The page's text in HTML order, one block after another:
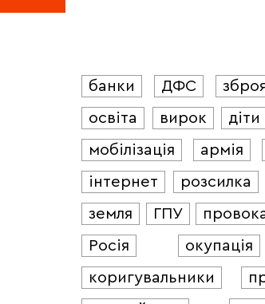
банки ДФС
освіта
вирок діти
мобілізація
армія
інтернет
розсилка
земля
ГПУ
Росія
окупація
коригувальники